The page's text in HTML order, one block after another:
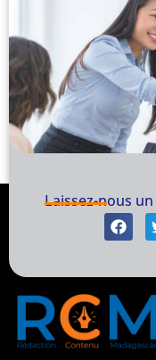
Laissez-nous